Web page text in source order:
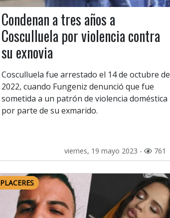
Condenan a tres años a
Cosculluela por violencia contra
su exnovia
Cosculluela fue arrestado el 14 de octubre de
2022, cuando Fungeniz denunció que fue
sometida a un patrón de violencia doméstica
por parte de su exmarido.
viernes, 19 mayo 2023 - 761
PLACERES